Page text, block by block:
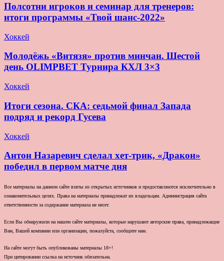
Полсотни игроков и семинар для тренеров:
итоги программы «Твой шанс-2022»
Хоккей
Молодёжь «Витязя» против минчан. Шестой
день OLIMPBET Турнира КХЛ 3×3
Хоккей
Итоги сезона. СКА: седьмой финал Запада
подряд и рекорд Гусева
Хоккей
Антон Назаревич сделал хет-трик, «Дракон»
победил в первом матче дня
Все материалы на данном сайте взяты из открытых источников и предоставляются исключительно в
ознакомительных целях. Права на материалы принадлежат их владельцам. Администрация сайта
ответственности за содержание материала не несет.
Если Вы обнаружили на нашем сайте материалы, которые нарушают авторские права, принадлежащие
Вам, Вашей компании или организации, пожалуйста, сообщите нам.
На сайте могут быть опубликованы материалы 18+!
При цитировании ссылка на источник обязательна.